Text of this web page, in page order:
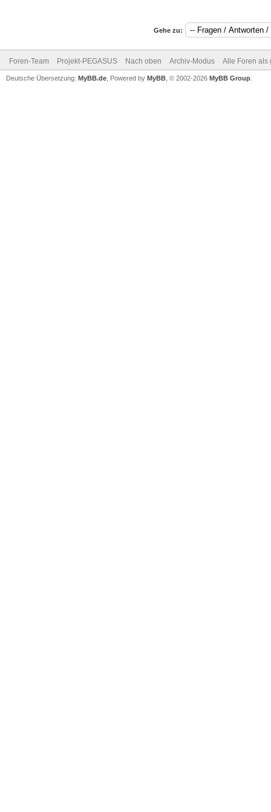
Gehe zu:
Foren-Team Projekt-PEGASUS Nach oben Archiv-Modus Alle Foren als
Deutsche Übersetzung: MyBB.de , Powered by MyBB , © 2002-2026 MyBB Group